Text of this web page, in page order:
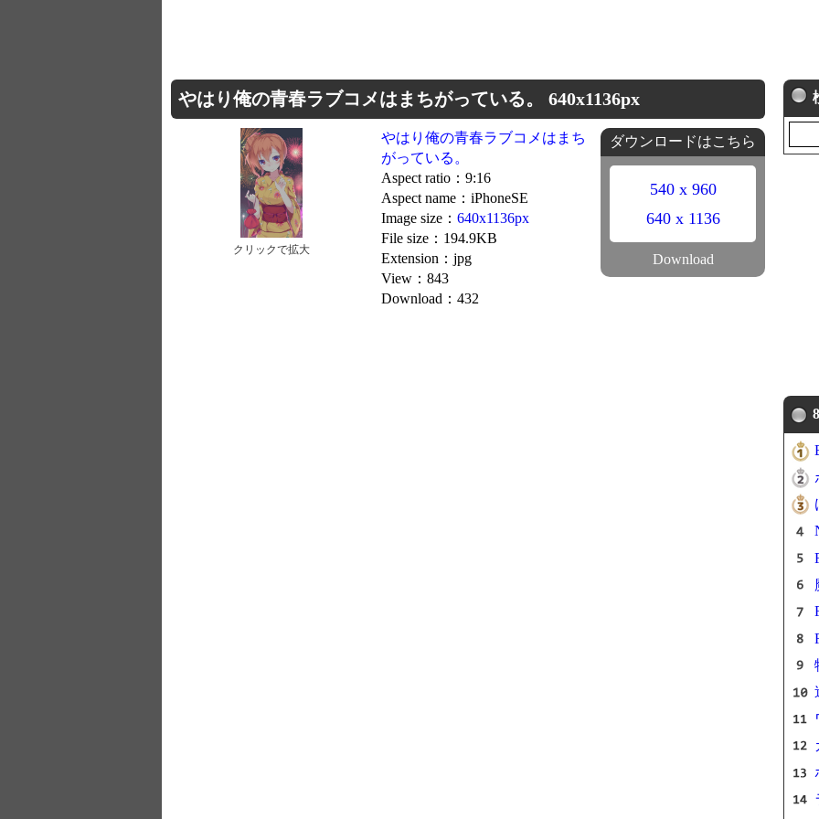
やはり俺の青春ラブコメはまちがっている。 640x1136px
クリックで拡大
やはり俺の青春ラブコメはまち
がっている。
Aspect ratio：9:16
Aspect name：iPhoneSE
Image size： 640x1136px
File size：194.9KB
Extension：jpg
View：843
Download：432
ダウンロードはこちら
540 x 960
640 x 1136
Download